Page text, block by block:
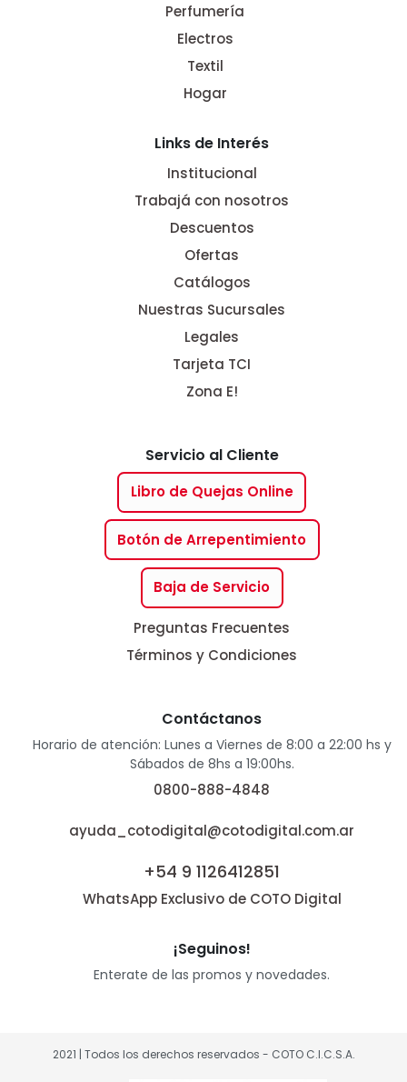
Perfumería
Electros
Textil
Hogar
Links de Interés
Institucional
Trabajá con nosotros
Descuentos
Ofertas
Catálogos
Nuestras Sucursales
Legales
Tarjeta TCI
Zona E!
Servicio al Cliente
Libro de Quejas Online
Botón de Arrepentimiento
Baja de Servicio
Preguntas Frecuentes
Términos y Condiciones
Contáctanos
Horario de atención: Lunes a Viernes de 8:00 a 22:00 hs y
Sábados de 8hs a 19:00hs.
0800-888-4848
ayuda_cotodigital@cotodigital.com.ar
+54 9 1126412851
WhatsApp Exclusivo de COTO Digital
¡Seguinos!
Enterate de las promos y novedades.
2021 | Todos los derechos reservados - COTO C.I.C.S.A.